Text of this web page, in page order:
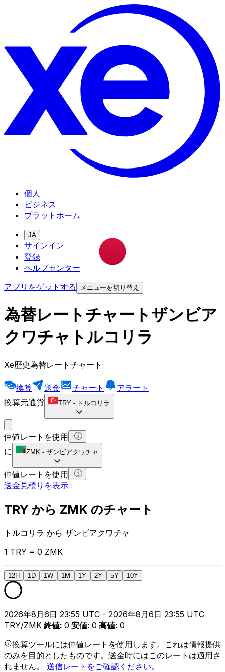
個人
ビジネス
プラットホーム
JA
サインイン
登録
ヘルプセンター
アプリをゲットする
メニューを切り替え
為替レートチャートザンビア
クワチャトルコリラ
Xe歴史為替レートチャート
換算 送金 チャート
アラート
換算元通貨
TRY - トルコリラ
仲値レートを使用
に
ZMK - ザンビアクワチャ
仲値レートを使用
送金見積りを表示
TRY から ZMK のチャート
トルコリラ から ザンビアクワチャ
1 TRY = 0 ZMK
12H 1D 1W 1M 1Y 2Y 5Y 10Y
2026年8月6日 23:55 UTC - 2026年8月6日 23:55 UTC
TRY/ZMK 終値: 0 安値: 0 高値: 0
換算ツールには仲値レートを使用します。これは情報提供
のみを目的としたものです。送金時にはこのレートは適用さ
れません。 送信レートをご確認ください。